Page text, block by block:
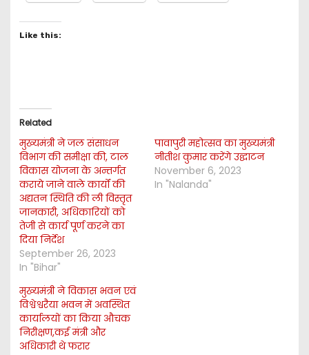
Like this:
Related
मुख्यमंत्री ने जल संसाधन
विभाग की समीक्षा की, टाल
विकास योजना के अन्तर्गत
कराये जाने वाले कार्यों की
अद्यतन स्थिति की ली विस्तृत
जानकारी, अधिकारियों को
तेजी से कार्य पूर्ण करने का
दिया निर्देश
September 26, 2023
In "Bihar"
पावापुरी महोत्सव का मुख्यमंत्री
नीतीश कुमार करेंगे उद्घाटन
November 6, 2023
In "Nalanda"
मुख्यमंत्री ने विकास भवन एवं
विश्वेश्वरैया भवन में अवस्थित
कार्यालयों का किया औचक
निरीक्षण,कई मंत्री और
अधिकारी थे फरार